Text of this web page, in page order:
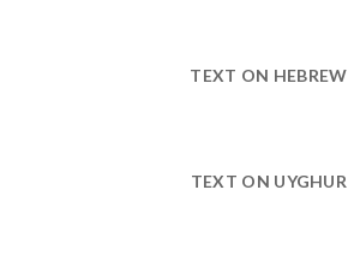
TEXT ON HEBREW
TEXT ON UYGHUR